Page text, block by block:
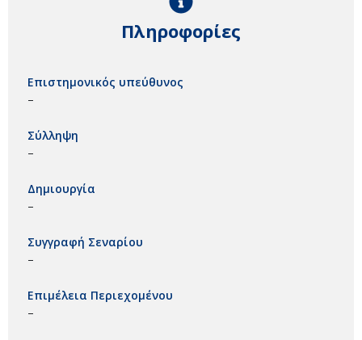
Πληροφορίες
Επιστημονικός υπεύθυνος
–
Σύλληψη
–
Δημιουργία
–
Συγγραφή Σεναρίου
–
Επιμέλεια Περιεχομένου
–